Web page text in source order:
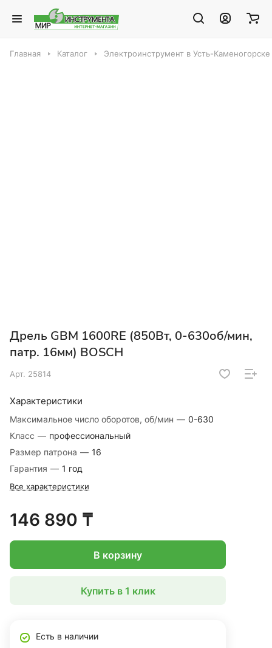
Главная Каталог Электроинструмент в Усть-Каменогорске
Дрель GBM 1600RE (850Вт, 0-630об/мин,
патр. 16мм) BOSCH
Арт. 25814
Характеристики
Максимальное число оборотов, об/мин — 0-630
Класс — профессиональный
Размер патрона — 16
Гарантия — 1 год
Все характеристики
146 890 ₸
В корзину
Купить в 1 клик
Есть в наличии